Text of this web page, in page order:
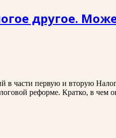
другое.
в части первую и вторую
реформе. Кратко, в чем